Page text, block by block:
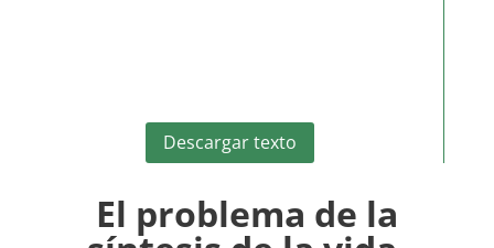
Descargar texto
El problema de la